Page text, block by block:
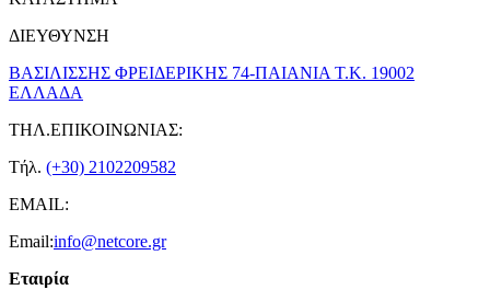
ΔΙΕΥΘΥΝΣΗ
ΒΑΣΙΛΙΣΣΗΣ ΦΡΕΙΔΕΡΙΚΗΣ 74-ΠΑΙΑΝΙΑ Τ.Κ. 19002
ΕΛΛΑΔΑ
ΤΗΛ.ΕΠΙΚΟΙΝΩΝΙΑΣ:
Τήλ. (+30) 2102209582
EMAIL:
Email:info@netcore.gr
Εταιρία